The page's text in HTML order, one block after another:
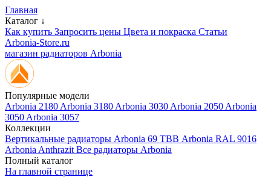
Главная
Каталог ↓
Как купить Запросить цены Цвета и покраска Статьи
Arbonia-Store.ru
магазин радиаторов Arbonia
Популярные модели
Arbonia 2180 Arbonia 3180 Arbonia 3030 Arbonia 2050 Arbonia
3050 Arbonia 3057
Коллекции
Вертикальные радиаторы Arbonia 69 ТВВ Arbonia RAL 9016
Arbonia Anthrazit Все радиаторы Arbonia
Полный каталог
На главной странице